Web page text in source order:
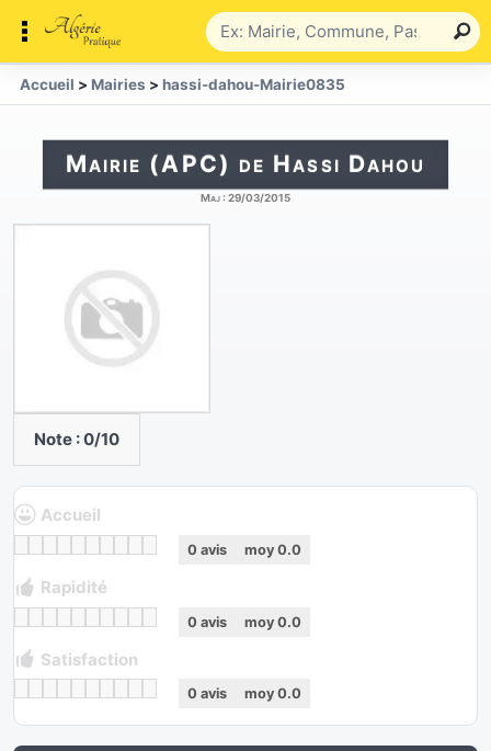
Accueil > Mairies > hassi-dahou-Mairie0835
Mairie (APC) de Hassi Dahou
Maj : 29/03/2015
Note :0/10
Accueil
0 avis moy 0.0
Rapidité
0 avis moy 0.0
Satisfaction
0 avis moy 0.0